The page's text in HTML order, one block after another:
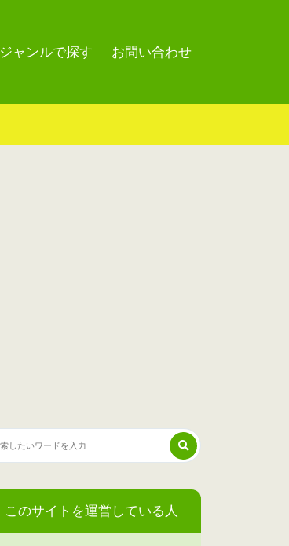
ジャンルで探す お問い合わせ
このサイトを運営している人